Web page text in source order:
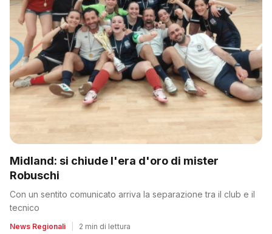
Midland: si chiude l'era d'oro di mister
Robuschi
Con un sentito comunicato arriva la separazione tra il club e il
tecnico
News Regionali 2 min di lettura